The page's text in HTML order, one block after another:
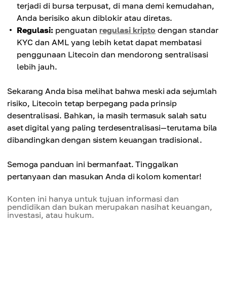
terjadi di bursa terpusat, di mana demi kemudahan,
Anda berisiko akun diblokir atau diretas.
Regulasi: penguatan regulasi kripto dengan standar
KYC dan AML yang lebih ketat dapat membatasi
penggunaan Litecoin dan mendorong sentralisasi
lebih jauh.
Sekarang Anda bisa melihat bahwa meski ada sejumlah
risiko, Litecoin tetap berpegang pada prinsip
desentralisasi. Bahkan, ia masih termasuk salah satu
aset digital yang paling terdesentralisasi—terutama bila
dibandingkan dengan sistem keuangan tradisional.
Semoga panduan ini bermanfaat. Tinggalkan
pertanyaan dan masukan Anda di kolom komentar!
Konten ini hanya untuk tujuan informasi dan
pendidikan dan bukan merupakan nasihat keuangan,
investasi, atau hukum.